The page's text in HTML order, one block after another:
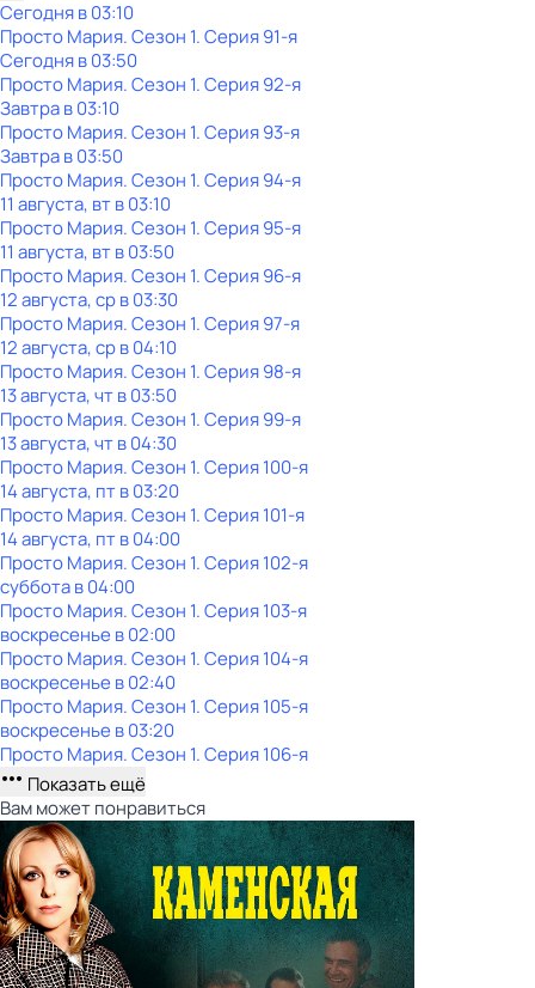
Сегодня в 03:10
Просто Мария. Сезон 1. Серия 91-я
Сегодня в 03:50
Просто Мария. Сезон 1. Серия 92-я
Завтра в 03:10
Просто Мария. Сезон 1. Серия 93-я
Завтра в 03:50
Просто Мария. Сезон 1. Серия 94-я
11 августа, вт в 03:10
Просто Мария. Сезон 1. Серия 95-я
11 августа, вт в 03:50
Просто Мария. Сезон 1. Серия 96-я
12 августа, ср в 03:30
Просто Мария. Сезон 1. Серия 97-я
12 августа, ср в 04:10
Просто Мария. Сезон 1. Серия 98-я
13 августа, чт в 03:50
Просто Мария. Сезон 1. Серия 99-я
13 августа, чт в 04:30
Просто Мария. Сезон 1. Серия 100-я
14 августа, пт в 03:20
Просто Мария. Сезон 1. Серия 101-я
14 августа, пт в 04:00
Просто Мария. Сезон 1. Серия 102-я
субботав04:00
Просто Мария. Сезон 1. Серия 103-я
воскресенье в02:00
Просто Мария. Сезон 1. Серия 104-я
воскресенье в02:40
Просто Мария. Сезон 1. Серия 105-я
воскресенье в03:20
Просто Мария. Сезон 1. Серия 106-я
Показать ещё
Вам может понравиться